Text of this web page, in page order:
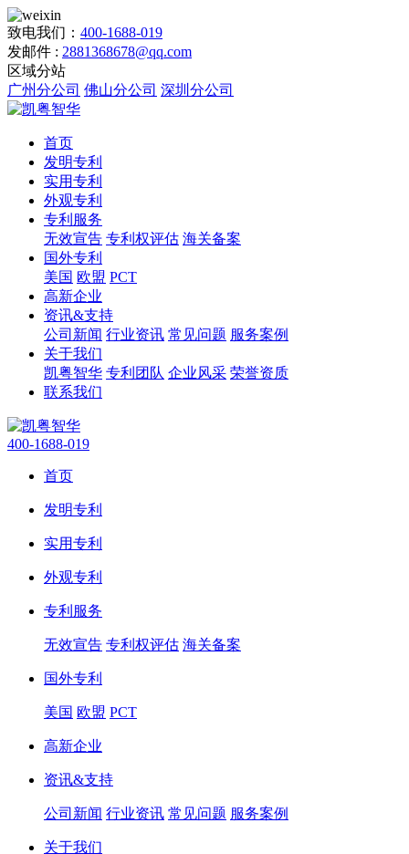
致电我们： 400-1688-019
发邮件 : 2881368678@qq.com
区域分站
广州分公司 佛山分公司 深圳分公司
首页
发明专利
实用专利
外观专利
专利服务
无效宣告 专利权评估 海关备案
国外专利
美国 欧盟 PCT
高新企业
资讯&支持
公司新闻 行业资讯 常见问题 服务案例
关于我们
凯粤智华 专利团队 企业风采 荣誉资质
联系我们
400-1688-019
首页
发明专利
实用专利
外观专利
专利服务
无效宣告 专利权评估 海关备案
国外专利
美国 欧盟 PCT
高新企业
资讯&支持
公司新闻 行业资讯 常见问题 服务案例
关于我们